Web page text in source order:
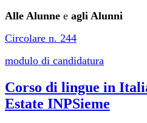
Alle Alunne e agli Alunni
Circolare n. 244
modulo di candidatura
Corso di lingue in
Estate INPSieme